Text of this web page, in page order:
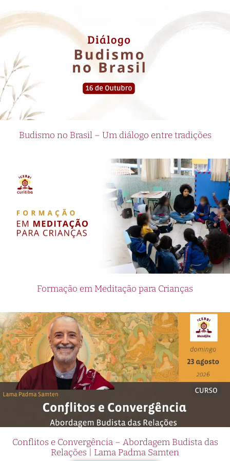
Budismo no Brasil – Um diálogo entre tradições
Formação em Meditação para Crianças
Conflitos e Convergência – Abordagem Budista das
Relações | Lama Padma Samten